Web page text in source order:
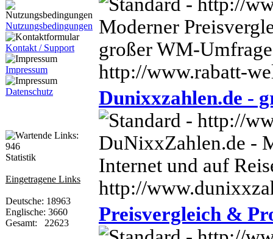
Nutzungsbedingungen
Kontakt / Support
Impressum
Datenschutz
Statistik
Eingetragene Links
Deutsche: 18963
Englische: 3660
Gesamt: 22623
Moderner
großer WM-Umfrage
http://www.rabatt-
Dunixxzahlen.de -
DuNixxZahlen.de -
Internet und auf
http://
Preisvergleich &